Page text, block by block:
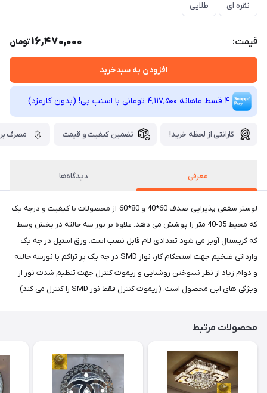
نقره ای طلایی
قیمت: 16,470,000تومان
افزودن به سبدخرید
4 قسط ماهانه 4,117,500 تومانی با اسنپ ‌پی! (بدون کارمزد)
گارانتی از لحظه خرید! تضمین کیفیت و قیمت مصرف
معرفی دیدگاه‌ها
لوستر سقفی پذیرایی صدف 60*40 و 80*60 از محصولات با کیفیت و درجه یک
که محیط 35-40 متر را پوشش می دهد. علاوه بر نور سه حالته در بخش وسط
که کریستال آویز می شود تعدادی لام قابل نصب است. ورق استیل در جه یک
وارداتی ضخیم جهت استحکام کار، نوار SMD در جه یک پر تراکم با نورسه حالته
و دوام زیاد از نظر نسوختن روشنایی و ریموت کنترل جهت تنظیم شدت نور از
ویژگی های این محصول است. (ریموت کنترل فقط نور SMD را کنترل می کند)
محصولات مرتبط